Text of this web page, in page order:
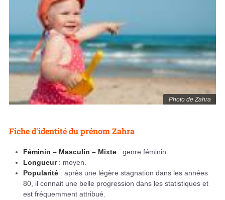
Photo de Zahra
Fiche d'identité du prénom Zahra
Féminin – Masculin – Mixte : genre féminin.
Longueur : moyen.
Popularité : après une légère stagnation dans les années
80, il connait une belle progression dans les statistiques et
est fréquemment attribué.